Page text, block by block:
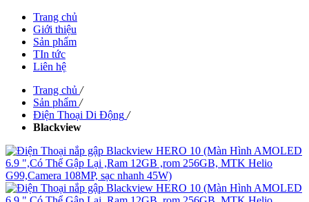
Trang chủ
Giới thiệu
Sản phẩm
TIn tức
Liên hệ
Trang chủ /
Sản phẩm /
Điện Thoại Di Động /
Blackview